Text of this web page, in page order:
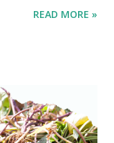
Memahami
dan konflik
vs. Syura Syiah
bagian inti
READ MORE »